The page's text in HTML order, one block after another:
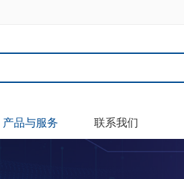
产品与服务 联系我们